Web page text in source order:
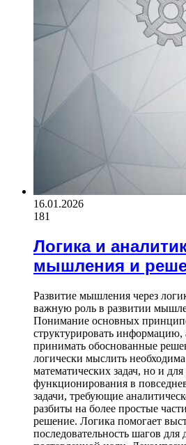
16.01.2026
181
Логика и
мышления и
Развитие мышления через
важную роль в развитии
Понимание основных
структурировать информацию,
принимать обоснованные
логически мыслить
математических задач, но и
функционирования в
задачи, требующие
разбиты на более простые
решение. Логика помогает
последовательность шагов для